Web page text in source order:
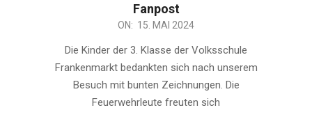
Fanpost
ON: 15. MAI 2024
Die Kinder der 3. Klasse der Volksschule
Frankenmarkt bedankten sich nach unserem
Besuch mit bunten Zeichnungen. Die
Feuerwehrleute freuten sich